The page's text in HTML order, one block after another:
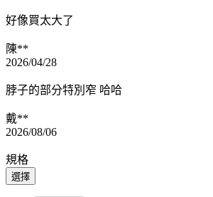
好像買太大了
陳**
2026/04/28
脖子的部分特別窄 哈哈
戴**
2026/08/06
規格
選擇